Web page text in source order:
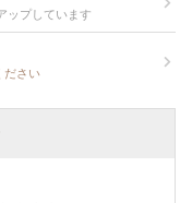
ップしています
ださい